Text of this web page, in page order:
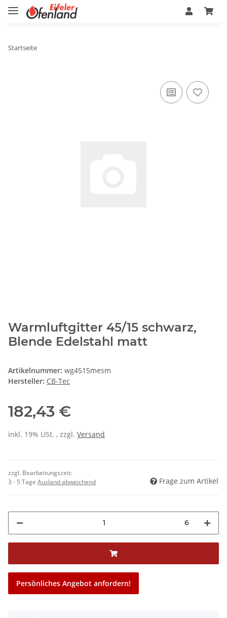
Startseite
Warmluftgitter 45/15 schwarz,
Blende Edelstahl matt
Artikelnummer: wg4515mesm
Hersteller: CB-Tec
182,43 €
inkl. 19% USt. , zzgl. Versand
zzgl. Bearbeitungszeit:
3 - 5 Tage Ausland abweichend Frage zum Artikel
6
Persönliches Angebot anfordern!